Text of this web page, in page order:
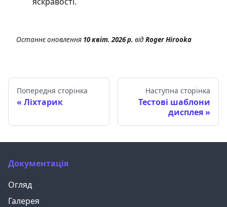
Останнє оновлення 10 квіт. 2026 р. від Roger Hirooka
Попередня сторінка
Ліхтарик
Наступна сторінка
Тестові шаблони
дисплея
Документація
Огляд
Галерея